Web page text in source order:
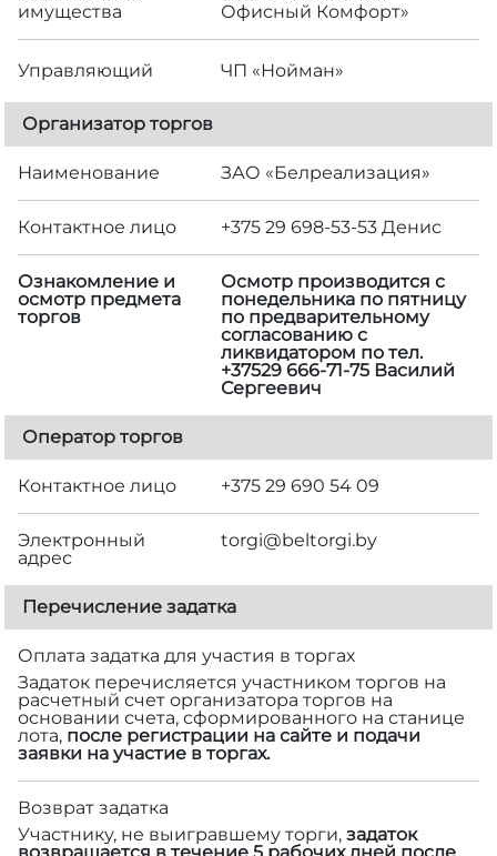
имущества
Офисный Комфорт»
Управляющий ЧП «Нойман»
Организатор торгов
Наименование ЗАО «Белреализация»
Контактное лицо +375 29 698-53-53 Денис
Ознакомление и
осмотр предмета
торгов
Осмотр производится с
понедельника по пятницу
по предварительному
согласованию с
ликвидатором по тел.
+37529 666-71-75 Василий
Сергеевич
Оператор торгов
Контактное лицо +375 29 690 54 09
Электронный
адрес
torgi@beltorgi.by
Перечисление задатка
Оплата задатка для участия в торгах
Задаток перечисляется участником торгов на
расчетный счет организатора торгов на
основании счета, сформированного на станице
лота, после регистрации на сайте и подачи
заявки на участие в торгах.
Возврат задатка
Участнику, не выигравшему торги, задаток
возвращается в течение 5 рабочих дней после